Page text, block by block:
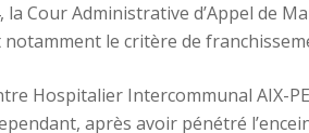
Cour Administrative d’Appel de
le critère de
Hospitalier Intercommunal AIX-
après avoir pénétré